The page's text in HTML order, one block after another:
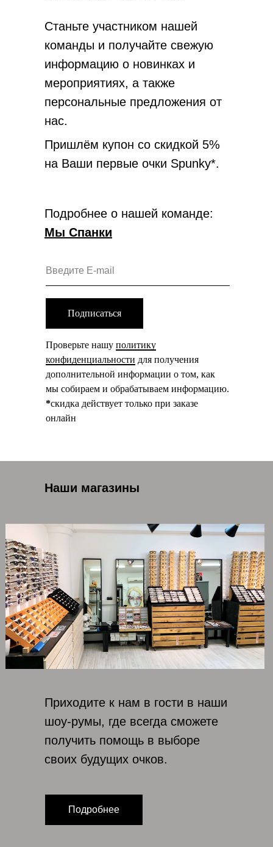
Станьте участником нашей
команды и получайте свежую
информацию о новинках и
мероприятиях, а также
персональные предложения от
нас.
Наши магазины
Подписаться
Проверьте нашу политику
конфиденциальности для получения
дополнительной информации о том, как
мы собираем и обрабатываем информацию.
*скидка действует только при заказе
онлайн
Приходите к нам в гости в наши
шоу-румы, где всегда сможете
получить помощь в выборе
своих будущих очков.
Подробнее
Пришлём купон со скидкой 5%
на Ваши первые очки Spunky*.
Подробнее о нашей команде:
Мы Спанки